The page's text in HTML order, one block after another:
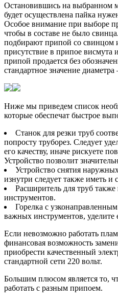
Остановившись на выбранном
будет осуществлена пайка
Особое внимание при выборе
чтобы в составе не было
подбирают припой со свинцом
присутствие в припое висмута
припой продается без
стандартное значение
Ниже мы приведем список
которые обеспечат быстрое
Станок для резки труб
попросту труборез. Следует
его качеству, иначе рискуете
Устройство позволит
Устройство снятия
изнутри следует также иметь и
Расширитель для труб
инструментов.
Горелка с
важных инструментов, уделите
Если невозможно работать
финансовая возможность
приобрести качественный
стандартной сети 220 вольт.
Большим плюсом является то,
работать с разным припоем.